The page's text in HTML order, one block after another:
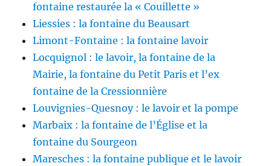
fontaine restaurée la « Couillette »
Liessies : la fontaine du Beausart
Limont-Fontaine : la fontaine lavoir
Locquignol : le lavoir, la fontaine de la
Mairie, la fontaine du Petit Paris et l’ex
fontaine de la Cressionnière
Louvignies-Quesnoy : le lavoir et la pompe
Marbaix : la fontaine de l’Église et la
fontaine du Sourgeon
Maresches : la fontaine publique et le lavoir